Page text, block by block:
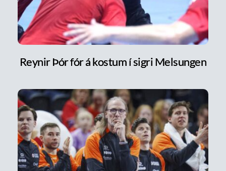
Reynir Þór fór á kostum í sigri Melsungen